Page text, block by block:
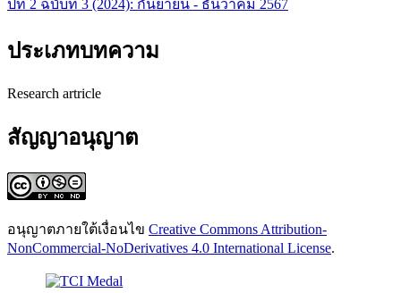
ปีที่ 2 ฉบับที่ 3 (2024): กันยายน - ธันวาคม 2567
ประเภทบทความ
Research artricle
สัญญาอนุญาต
อนุญาตภายใต้เงื่อนไข Creative Commons Attribution-
NonCommercial-NoDerivatives 4.0 International License.